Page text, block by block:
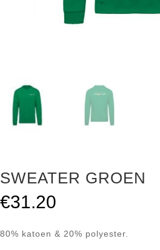
SWEATER GROEN
€31.20
80% katoen & 20% polyester.